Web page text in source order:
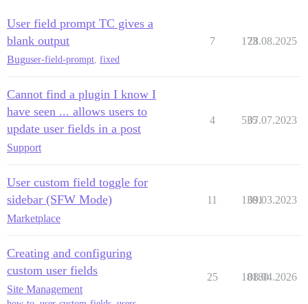
User field prompt TC gives a
blank output
Buguser-field-prompt, fixed
7 173
28.08.2025
Cannot find a plugin I know I
have seen ... allows users to
update user fields in a post
Support
4 535
07.07.2023
User custom field toggle for
sidebar (SFW Mode)
Marketplace
11 1381
09.03.2023
Creating and configuring
custom user fields
Site Management
25 18180
08.04.2026